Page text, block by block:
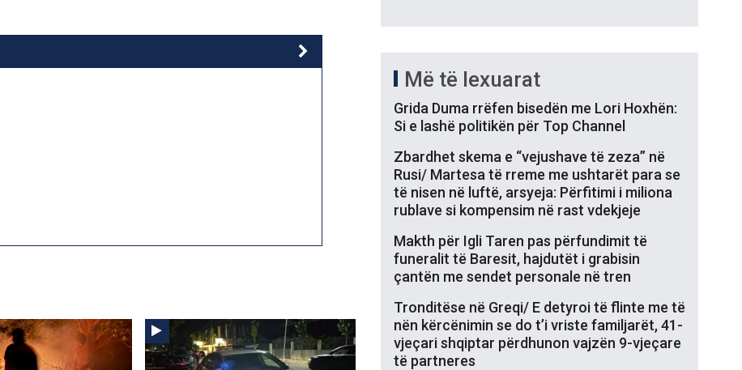
Më të lexuarat
Grida Duma rrëfen bisedën me Lori Hoxhën:
Si e lashë politikën për Top Channel
Zbardhet skema e “vejushave të zeza” në
Rusi/ Martesa të rreme me ushtarët para se
të nisen në luftë, arsyeja: Përfitimi i miliona
rublave si kompensim në rast vdekjeje
Makth për Igli Taren pas përfundimit të
funeralit të Baresit, hajdutët i grabisin
çantën me sendet personale në tren
Tronditëse në Greqi/ E detyroi të flinte me të
nën kërcënimin se do t’i vriste familjarët, 41-
vjeçari shqiptar përdhunon vajzën 9-vjeçare
të partneres